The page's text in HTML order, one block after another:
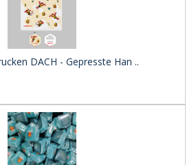
DACH - Gepresste Han ..